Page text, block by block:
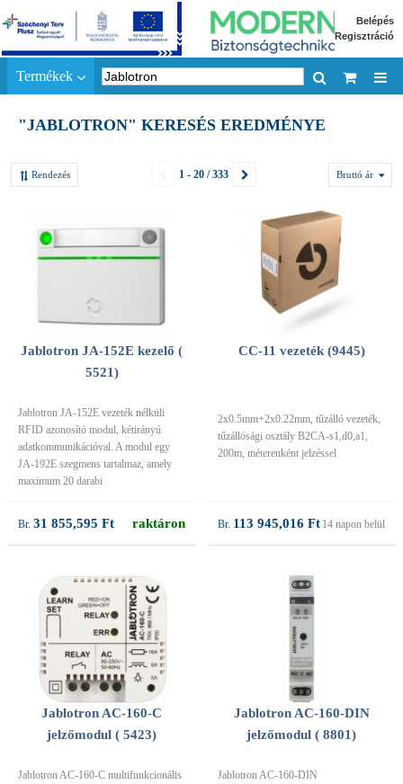
Belépés
Regisztráció
Termékek
"JABLOTRON" KERESÉS EREDMÉNYE
Rendezés 1 - 20 / 333 Bruttó ár
Jablotron JA-152E kezelő (
5521)
Jablotron JA-152E vezeték nélküli
RFID azonosító modul, kétirányú
adatkommunikációval. A modul egy
JA-192E szegmens tartalmaz, amely
maximum 20 darabi
31 855,595 Ft raktáron
CC-11 vezeték (9445)
2x0.5mm+2x0.22mm, tűzálló vezeték,
tűzállósági osztály B2CA-s1,d0,a1,
200m, méterenként jelzéssel
113 945,016 Ft 14 napon belül
Jablotron AC-160-C
jelzőmodul ( 5423)
Jablotron AC-160-C multifunkcionális
Jablotron AC-160-DIN
jelzőmodul ( 8801)
Jablotron AC-160-DIN